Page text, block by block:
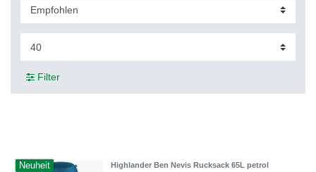
Filter
Neuheit Highlander Ben Nevis Rucksack 65L petrol